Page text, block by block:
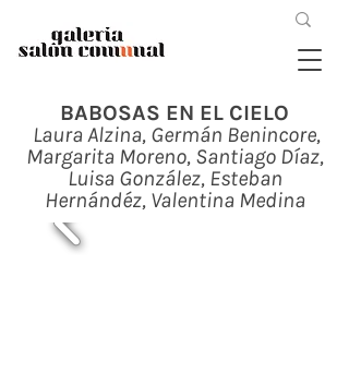
BABOSAS EN EL CIELO
Laura Alzina, Germán Benincore,
Margarita Moreno, Santiago Díaz,
Luisa González, Esteban
Hernándéz, Valentina Medina